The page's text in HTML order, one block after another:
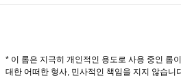
* 이 롬은 지극히 개인적인 용도로 사용 중인 롬
대한 어떠한 형사, 민사적인 책임을 지지 않습니